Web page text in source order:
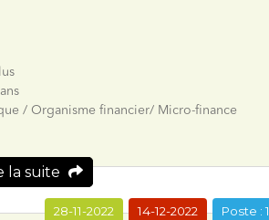
/ Organisme financier/ Micro-finance
la suite
Poste : 1
14-12-2022
28-11-2022